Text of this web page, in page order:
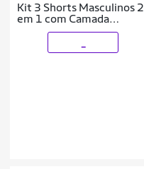
Kit 3 Shorts Masculinos 2
em 1 com Camada
Térmica e Tecido de Alta